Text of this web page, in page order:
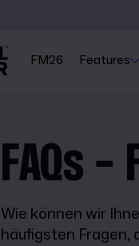
FM26 Features
FAQs -
Wie können wir
häufigsten Fragen,